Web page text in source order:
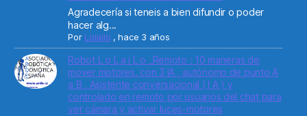
Agradecería si teneis a bien difundir o poder
hacer alg...
Por Lolailo ,hace 3 años
Robot L o L a i L o _Remoto : 10 maneras de
mover motores. con 3 IA , autónomo de punto A
a B , Asistente conversacional ( I A ) y
controlado en remoto por usuarios del chat para
ver cámara y activar luces-motores